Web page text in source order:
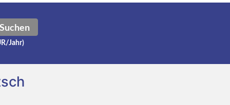
Suchen
Jahr)